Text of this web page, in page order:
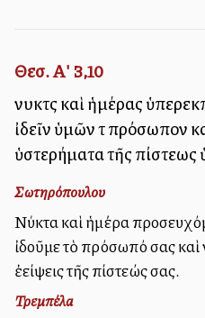
Θεσ. Α' 3,10
νυκτὸς καὶ ἡμέρας
ἰδεῖν ὑμῶν τὸ πρόσωπον
ὑστερήματα τῆς
Σωτηρόπουλου
Νύκτα καὶ ἡμέρα
ἰδοῦμε τὸ πρόσωπό σας
ἐλλείψεις τῆς πίστεώς σας.
Τρεμπέλα